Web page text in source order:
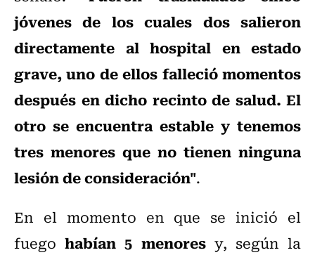
jóvenes de los cuales dos salieron
directamente al hospital en estado
grave, uno de ellos falleció momentos
después en dicho recinto de salud. El
otro se encuentra estable y tenemos
tres menores que no tienen ninguna
lesión de consideración".
En el momento en que se inició el
fuegohabían 5 menoresy, según la